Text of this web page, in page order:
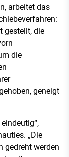
arbeitet das
gestellt, die
die
geneigt
„Die
gedreht werden